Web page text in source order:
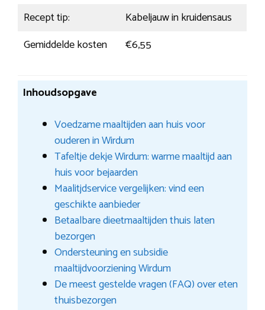
Recept tip:
Kabeljauw in kruidensaus
Gemiddelde kosten
€6,55
Inhoudsopgave
Voedzame maaltijden aan huis voor
ouderen in Wirdum
Tafeltje dekje Wirdum: warme maaltijd aan
huis voor bejaarden
Maalitjdservice vergelijken: vind een
geschikte aanbieder
Betaalbare dieetmaaltijden thuis laten
bezorgen
Ondersteuning en subsidie
maaltijdvoorziening Wirdum
De meest gestelde vragen (FAQ) over eten
thuisbezorgen